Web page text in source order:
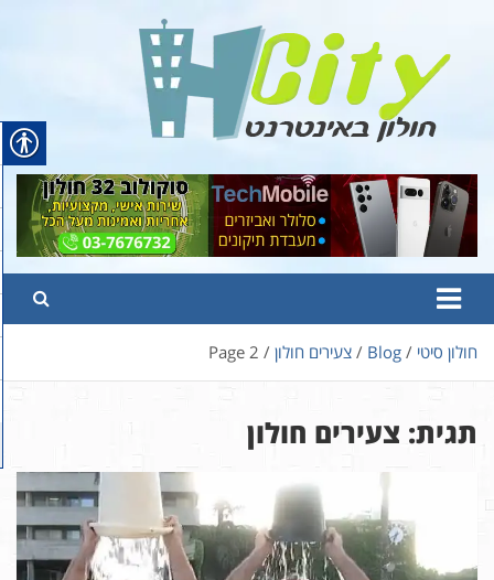
content
Hcity – חולון באינטרנט
פורטל החדשות והמידע של חולון
חולון סיטי Blog צעירים חולון Page 2
תגית: צעירים חולון